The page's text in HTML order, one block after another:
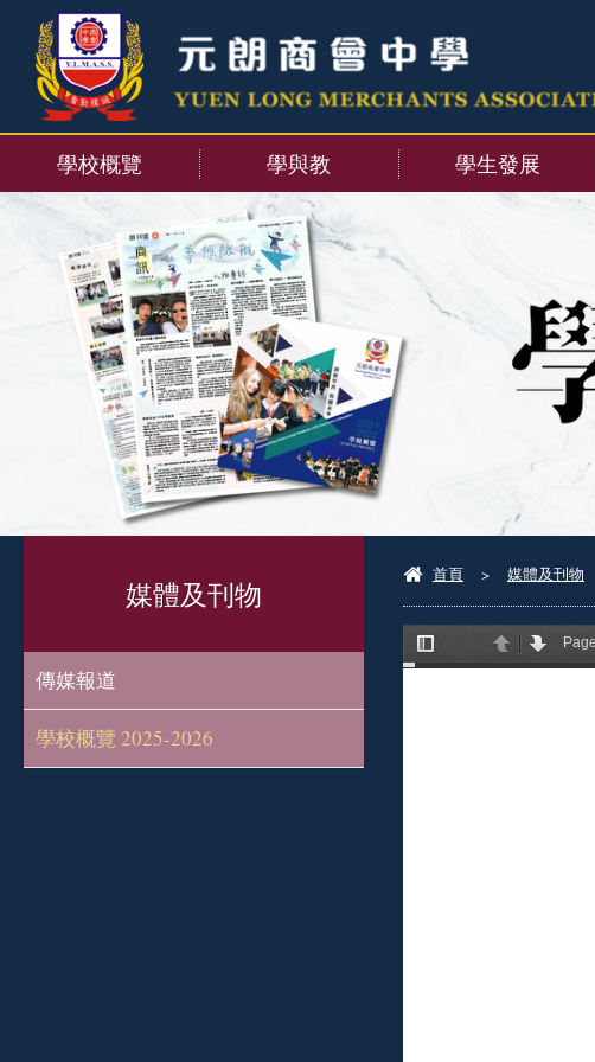
學校概覽 學與教 學生發展
首頁 > 媒體及刊物
媒體及刊物
傳媒報道
學校概覽 2025-2026